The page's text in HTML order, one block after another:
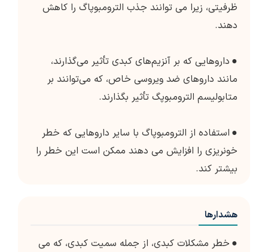
ظرفیتی، زیرا می توانند جذب الترومبوپاگ را کاهش
دهند.
● داروهایی که بر آنزیم‌های کبدی تأثیر می‌گذارند،
مانند داروهای ضد ویروسی خاص، که می‌توانند بر
متابولیسم الترومبوپگ تأثیر بگذارند.
● استفاده از الترومبوپاگ با سایر داروهایی که خطر
خونریزی را افزایش می دهند ممکن است این خطر را
بیشتر کند.
هشدارها
● خطر مشکلات کبدی، از جمله سمیت کبدی، که می